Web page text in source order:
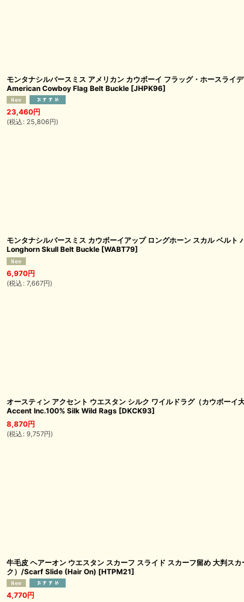
モンタナシルバースミス アメリカン カウボーイ フラッグ・ホースラ
American Cowboy Flag Belt Buckle [JHPK96]
23,460円
(税込 : 25,806円)
モンタナシルバースミス カウボーイアップ ロングホーン スカル ベル
Longhorn Skull Belt Buckle [WABT79]
6,970円
(税込 : 7,667円)
オースティン アクセント ウエスタン シルク ワイルドラグ（カウボー
Accent Inc.100% Silk Wild Rags [DKCK93]
8,870円
(税込 : 9,757円)
牛毛皮 ヘアーオン ウエスタン スカーフ スライド スカーフ留め 大判ス
ク）/Scarf Slide (Hair On) [HTPM21]
4,770円